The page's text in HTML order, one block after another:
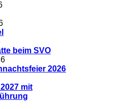
beim SVO
2026
mit